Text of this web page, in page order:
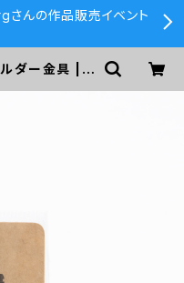
さんの作品販売イベント
ダー金具 | 5